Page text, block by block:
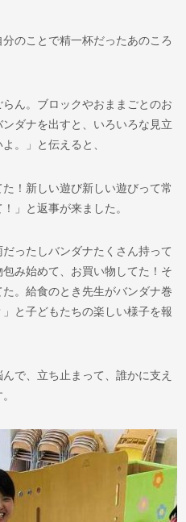
のことで精一杯だったあのころ
らん。ブロックやおままごとのお
ダナを出すと、いろいろな見立
。」と伝えると、
！新しい遊び新しい遊びって常
」と返事が来ました。
ったしバンダナたくさん持って
み始めて、お買い物してた！そ
。給食のとき先生がバンダナ巻
と子どもたちの楽しい様子を報
で、立ち止まって、誰かに支え